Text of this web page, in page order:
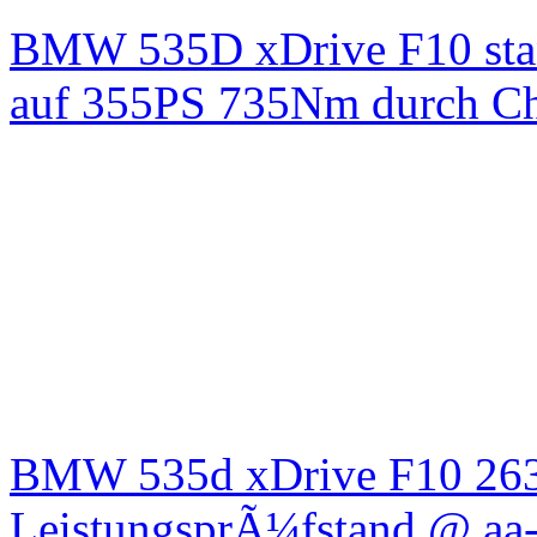
BMW 535D xDrive F10
auf 355PS 735Nm durch
BMW 535d xDrive F10